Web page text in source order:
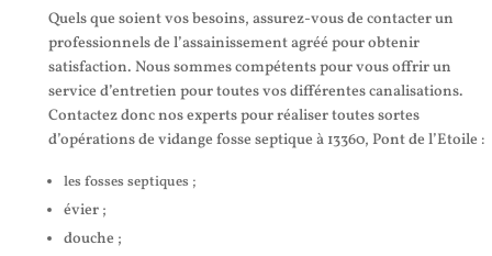
Quels que soient vos besoins, assurez-vous de contacter un
professionnels de l’assainissement agréé pour obtenir
satisfaction. Nous sommes compétents pour vous offrir un
service d’entretien pour toutes vos différentes canalisations.
Contactez donc nos experts pour réaliser toutes sortes
d’opérations de vidange fosse septique à 13360, Pont de l’Etoile :
les fosses septiques ;
évier ;
douche ;